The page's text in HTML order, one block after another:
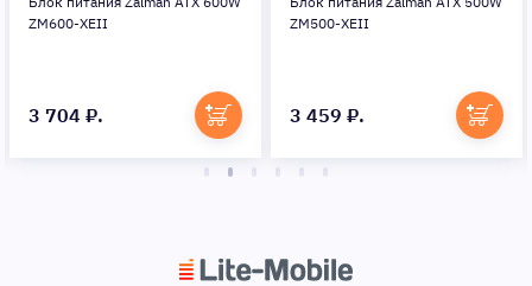
ZM600-XEII
3 704 ₽.
ZM500-XEII
3 459 ₽.